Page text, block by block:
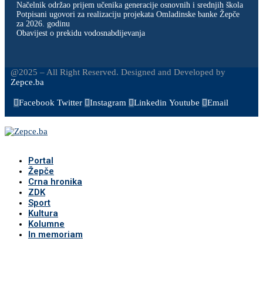
Načelnik održao prijem učenika generacije osnovnih i srednjih škola
Potpisani ugovori za realizaciju projekata Omladinske banke Žepče
za 2026. godinu
Obavijest o prekidu vodosnabdijevanja
@2025 – All Right Reserved. Designed and Developed by
Zepce.ba
Facebook Twitter Instagram Linkedin Youtube Email
Portal
Žepče
Crna hronika
ZDK
Sport
Kultura
Kolumne
In memoriam